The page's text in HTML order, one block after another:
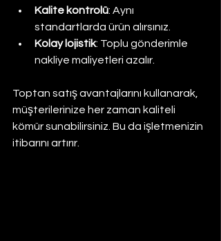
Kalite kontrolü: Aynı
standartlarda ürün alırsınız.
Kolay lojistik: Toplu gönderimle
nakliye maliyetleri azalır.
Toptan satış avantajlarını kullanarak,
müşterilerinize her zaman kaliteli
kömür sunabilirsiniz. Bu da işletmenizin
itibarını artırır.